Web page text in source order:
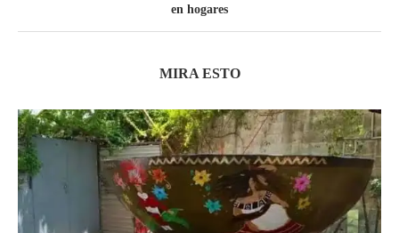
en hogares
MIRA ESTO